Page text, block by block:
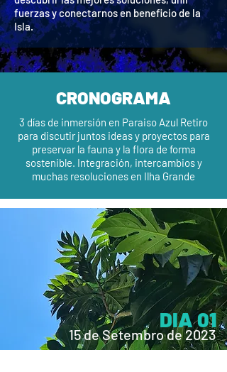
fuerzas y conectarnos en beneficio de la
Isla.
CRONOGRAMA
3 días de inmersión en Paraiso Azul Retiro
para discutir juntos ideas y proyectos para
preservar la fauna y la flora de forma
sostenible. Integración, intercambios y
muchas resoluciones en Ilha Grande
DIA 01
15 de Setembro de 2023